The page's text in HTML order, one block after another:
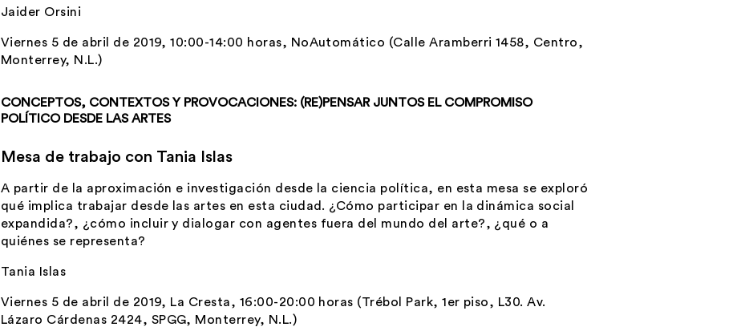
Jaider Orsini
Viernes 5 de abril de 2019, 10:00-14:00 horas, NoAutomático (Calle Aramberri 1458, Centro,
Monterrey, N.L.)
CONCEPTOS, CONTEXTOS Y PROVOCACIONES: (RE)PENSAR JUNTOS EL COMPROMISO
POLÍTICO DESDE LAS ARTES
Mesa de trabajo con Tania Islas
A partir de la aproximación e investigación desde la ciencia política, en esta mesa se exploró
qué implica trabajar desde las artes en esta ciudad. ¿Cómo participar en la dinámica social
expandida?, ¿cómo incluir y dialogar con agentes fuera del mundo del arte?, ¿qué o a
quiénes se representa?
Tania Islas
Viernes 5 de abril de 2019, La Cresta, 16:00-20:00 horas (Trébol Park, 1er piso, L30. Av.
Lázaro Cárdenas 2424, SPGG, Monterrey, N.L.)